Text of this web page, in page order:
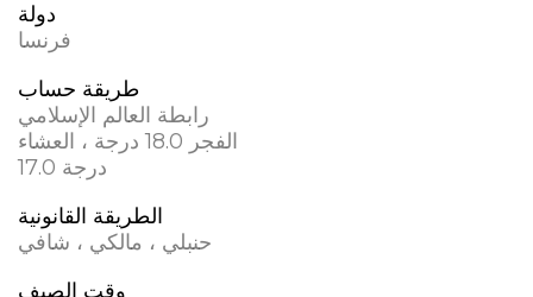
دولة
فرنسا
طريقة حساب
رابطة العالم الإسلامي
الفجر 18.0 درجة ، العشاء
17.0 درجة
الطريقة القانونية
حنبلي ، مالكي ، شافي
وقت الصيف